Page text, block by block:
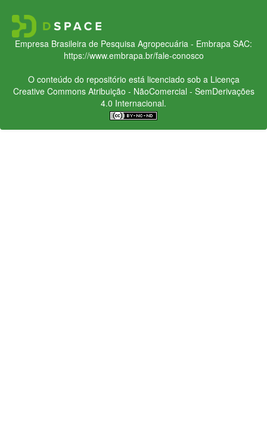
Empresa Brasileira de Pesquisa Agropecuária - Embrapa SAC:
https://www.embrapa.br/fale-conosco
O conteúdo do repositório está licenciado sob a Licença
Creative CommonsAtribuição - NãoComercial - SemDerivações
4.0 Internacional.